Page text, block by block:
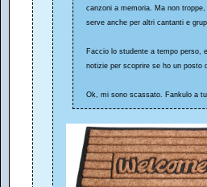
canzoni a memoria. Ma non
serve anche per altri cantanti e
Faccio lo studente a tempo perso,
notizie per scoprire se ho un posto
Ok, mi sono scassato. Fankulo a